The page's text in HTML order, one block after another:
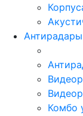
Комбо